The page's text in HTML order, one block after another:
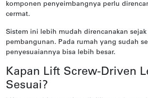
komponen penyeimbangnya perlu
cermat.
Sistem ini lebih mudah direncanakan sejak
pembangunan. Pada rumah yang sudah
penyesuaiannya bisa lebih besar.
Kapan Lift Screw-Driven
Sesuai?